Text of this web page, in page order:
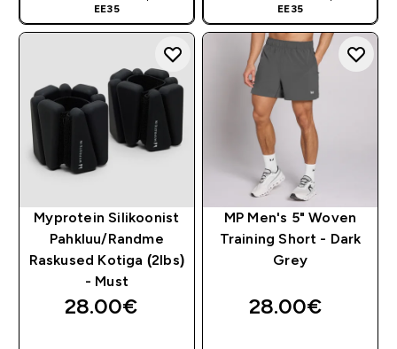
EE35
EE35
Myprotein Silikoonist
Pahkluu/Randme
Raskused Kotiga (2lbs)
- Must
28.00€‎
MP Men's 5" Woven
Training Short - Dark
Grey
28.00€‎